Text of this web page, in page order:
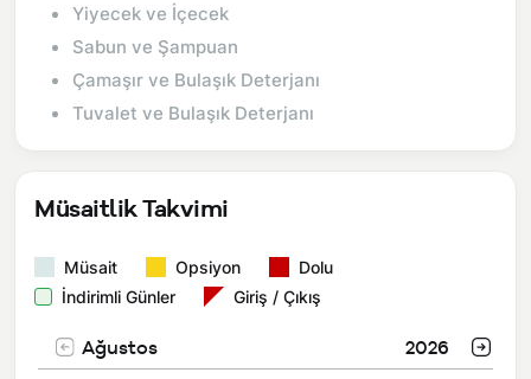
Yiyecek ve İçecek
Sabun ve Şampuan
Çamaşır ve Bulaşık Deterjanı
Tuvalet ve Bulaşık Deterjanı
Müsaitlik Takvimi
Müsait Opsiyon
Dolu
İndirimli Günler
Giriş / Çıkış
Ağustos 2026